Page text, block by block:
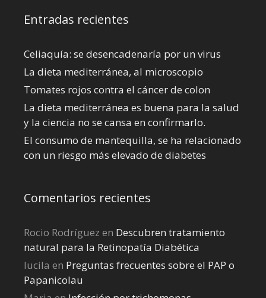
Entradas recientes
Celiaquía: se desencadenaría por un virus
La dieta mediterránea, al microscopio
Tomates rojos contra el cáncer de colon
La dieta mediterránea es buena para la salud
y la ciencia no se cansa en confirmarlo.
El consumo de mantequilla, se ha relacionado
con un riesgo más elevado de diabetes
Comentarios recientes
Rocio Rodríguez en Descubren tratamiento
natural para la Retinopatía Diabética
lucila en Preguntas frecuentes sobre el PAP o
Papanicolau